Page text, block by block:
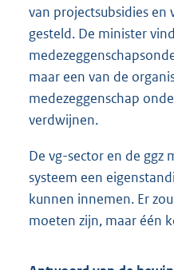
van projectsubsidies
gesteld. De minister
maar een van de
medezeggenschap
verdwijnen.
De vg-sector en de ggz
systeem een
kunnen innemen. Er
moeten zijn, maar één